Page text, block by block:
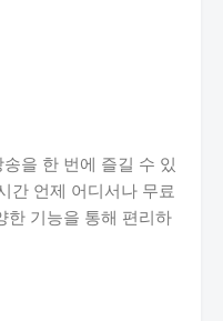
을 한 번에 즐길 수 있
간 언제 어디서나 무료
한 기능을 통해 편리하